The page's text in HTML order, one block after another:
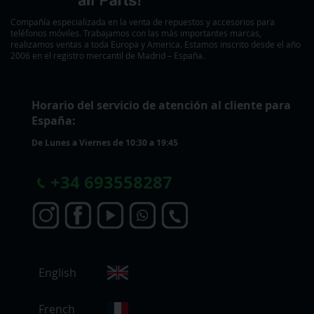
Compañía especializada en la venta de repuestos y accesorios para
teléfonos móviles. Trabajamos con las más importantes marcas,
realizamos ventas a toda Europa y America. Estamos inscrito desde el año
2006 en el registro mercantil de Madrid – España.
Horario del servicio de atención al cliente para
España:
De Lunes a Viernes de 10:30 a 19:45
+34 693558287
English
French